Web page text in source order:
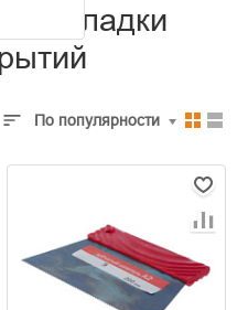
укладки
По популярности